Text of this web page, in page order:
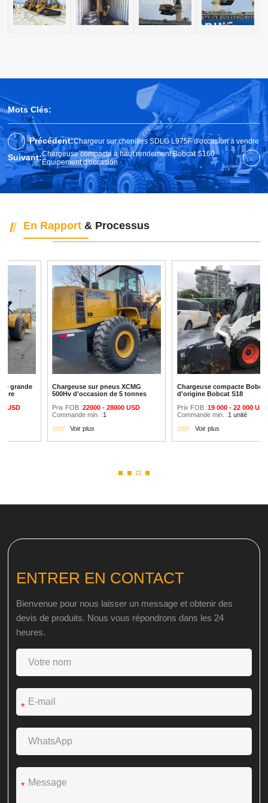
Mots Clés:
Précédent:Chargeur sur chenilles SDLG L975F d'occasion à vendre
Suivant:Chargeuse compacte à haut rendement Bobcat S160
Équipement d'occasion
En Rapport & Processus
Chargeuse sur pneus XCMG
500Hv d'occasion de 5 tonnes
Prix FOB :
22000 - 28000 USD
Commande min. :1
Chargeuse compacte Bobcat
d'origine Bobcat S18
19 000 - 22 000 USD
Commande min. :1 unité
ENTRER EN CONTACT
Bienvenue pour nous laisser un message et obtenir des
devis de produits. Nous vous répondrons dans les 24
heures.
*
*